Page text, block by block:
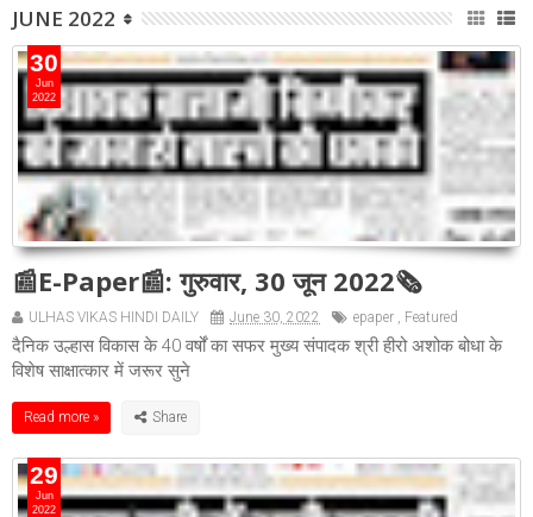
JUNE 2022
📰E-Paper📰: गुरुवार, 30 जून 2022🗞
ULHAS VIKAS HINDI DAILY June 30, 2022 epaper Featured
दैनिक उल्हास विकास के 40 वर्षों का सफर मुख्य संपादक श्री हीरो अशोक बोधा के
विशेष साक्षात्कार में जरूर सुने
Read more »
30
Jun
2022
29
Jun
2022